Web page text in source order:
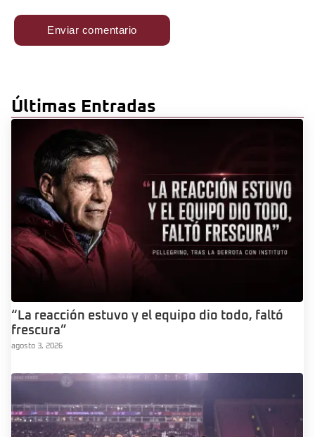
Últimas Entradas
“La reacción estuvo y el equipo dio todo, faltó
frescura”
agosto 3, 2026